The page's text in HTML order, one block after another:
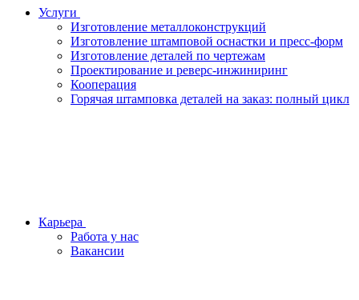
Услуги
Изготовление металлоконструкций
Изготовление штамповой оснастки и пресс-форм
Изготовление деталей по чертежам
Проектирование и реверс-инжиниринг
Кооперация
Горячая штамповка деталей на заказ: полный цикл
Карьера
Работа у нас
Вакансии